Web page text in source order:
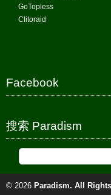
GoTopless
Clitoraid
Facebook
搜索 Paradism
© 2026 Paradism. All